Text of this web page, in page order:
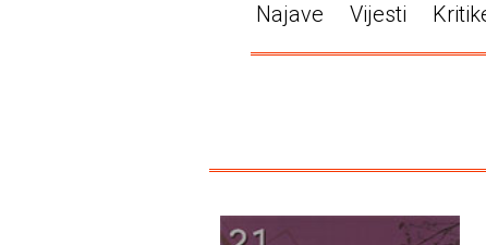
Najave Vijesti